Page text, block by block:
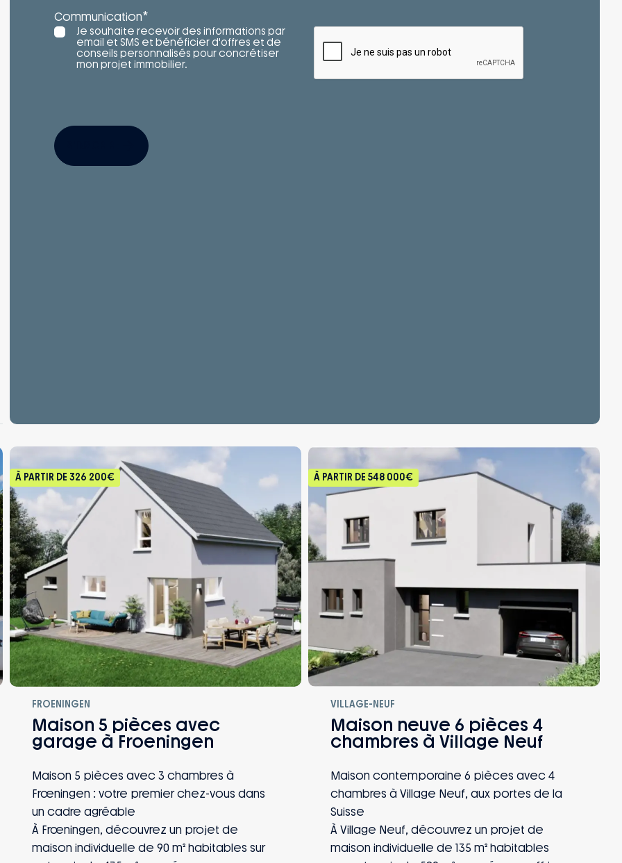
Communication*
Je souhaite recevoir des informations par
email et SMS et bénéficier d'offres et de
conseils personnalisés pour concrétiser
mon projet immobilier.
À PARTIR DE 326 200€
FROENINGEN
Maison 5 pièces avec
garage à Froeningen
Maison 5 pièces avec 3 chambres à
Frœningen : votre premier chez-vous dans
un cadre agréable
À Frœningen, découvrez un projet de
maison individuelle de 90 m² habitables sur
À PARTIR DE 548 000€
VILLAGE-NEUF
Maison neuve 6 pièces 4
chambres à Village Neuf
Maison contemporaine 6 pièces avec 4
chambres à Village Neuf, aux portes de la
Suisse
À Village Neuf, découvrez un projet de
maison individuelle de 135 m² habitables